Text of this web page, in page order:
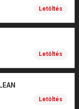
Letöltés
Letöltés
Letöltés